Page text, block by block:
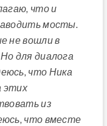
что и
мосты.
не вошли в
для диалога
что Ника
этих
из
что вместе